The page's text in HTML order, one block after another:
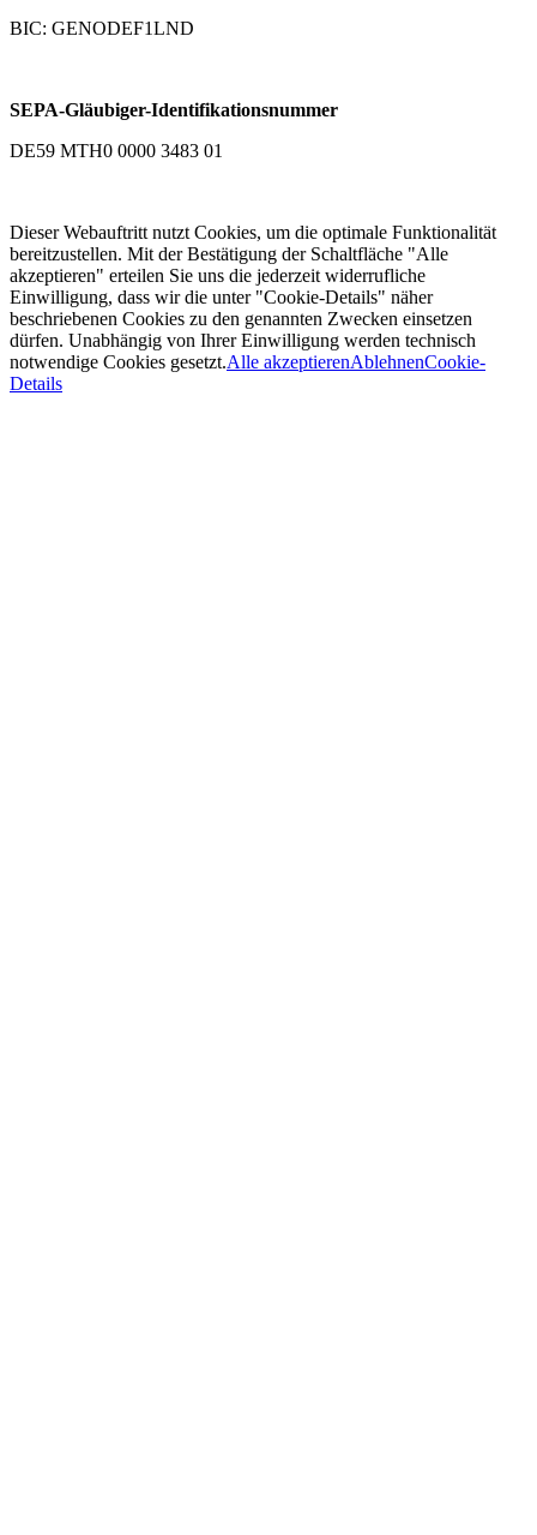
BIC: GENODEF1LND
SEPA-Gläubiger-Identifikationsnummer
DE59 MTH0 0000 3483 01
Dieser Webauftritt nutzt Cookies, um die optimale Funktionalität
bereitzustellen. Mit der Bestätigung der Schaltfläche "Alle
akzeptieren" erteilen Sie uns die jederzeit widerrufliche
Einwilligung, dass wir die unter "Cookie-Details" näher
beschriebenen Cookies zu den genannten Zwecken einsetzen
dürfen. Unabhängig von Ihrer Einwilligung werden technisch
notwendige Cookies gesetzt.Alle akzeptierenAblehnenCookie-
Details